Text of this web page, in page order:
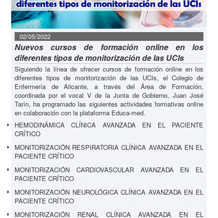
02/05/2022
Nuevos cursos de formación online en los
diferentes tipos de monitorización de las UCIs
Siguiendo la línea de ofrecer cursos de formación online en los
diferentes tipos de monitorización de las UCIs, el Colegio de
Enfermería de Alicante, a través del Área de Formación,
coordinada por el vocal V de la Junta de Gobierno, Juan José
Tarín, ha programado las siguientes actividades formativas online
en colaboración con la plataforma Educa-med.
HEMODINÁMICA CLÍNICA AVANZADA EN EL PACIENTE
CRÍTICO
MONITORIZACIÓN RESPIRATORIA CLÍNICA AVANZADA EN EL
PACIENTE CRÍTICO
MONITORIZACIÓN CARDIOVASCULAR AVANZADA EN EL
PACIENTE CRÍTICO
MONITORIZACIÓN NEUROLÓGICA CLÍNICA AVANZADA EN EL
PACIENTE CRÍTICO
MONITORIZACIÓN RENAL CLÍNICA AVANZADA EN EL